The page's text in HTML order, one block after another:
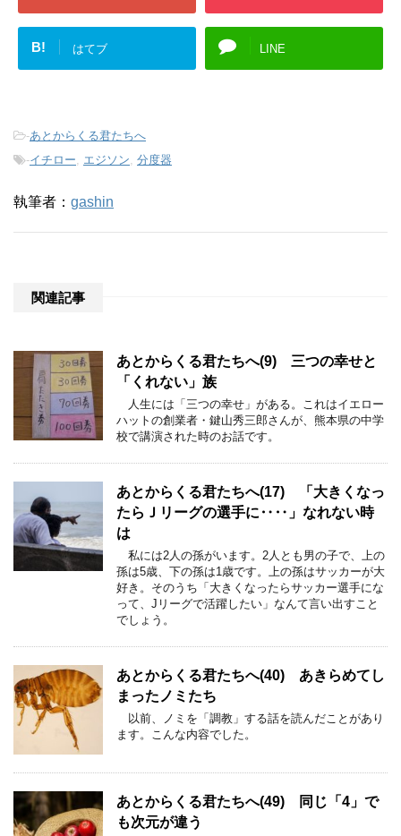
B! はてブ LINE
-あとからくる君たちへ
-イチロー, エジソン, 分度器
執筆者： gashin
関連記事
あとからくる君たちへ(9) 三つの幸せと
「くれない」族
人生には「三つの幸せ」がある。これはイエロー
ハットの創業者・鍵山秀三郎さんが、熊本県の中学
校で講演された時のお話です。
あとからくる君たちへ(17) 「大きくなっ
たらＪリーグの選手に‥‥」なれない時
は
私には2人の孫がいます。2人とも男の子で、上の
孫は5歳、下の孫は1歳です。上の孫はサッカーが大
好き。そのうち「大きくなったらサッカー選手にな
って、Jリーグで活躍したい」なんて言い出すこと
でしょう。
あとからくる君たちへ(40) あきらめてし
まったノミたち
以前、ノミを「調教」する話を読んだことがあり
ます。こんな内容でした。
あとからくる君たちへ(49) 同じ「4」で
も次元が違う